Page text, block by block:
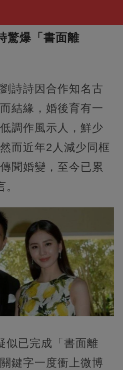
驚爆「書面離
詩詩因合作知名古
結緣，婚後育有一
調作風示人，鮮少
而近年2人減少同框
聞婚變，至今已累
似已完成「書面離
鍵字一度衝上微博